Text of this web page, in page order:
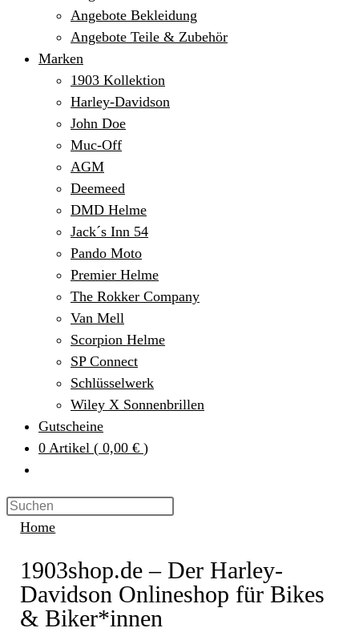
Angebote Bekleidung
Angebote Teile & Zubehör
Marken
1903 Kollektion
Harley-Davidson
John Doe
Muc-Off
AGM
Deemeed
DMD Helme
Jack´s Inn 54
Pando Moto
Premier Helme
The Rokker Company
Van Mell
Scorpion Helme
SP Connect
Schlüsselwerk
Wiley X Sonnenbrillen
Gutscheine
0 Artikel ( 0,00 € )
Home
1903shop.de – Der Harley-
Davidson Onlineshop für Bikes
& Biker*innen